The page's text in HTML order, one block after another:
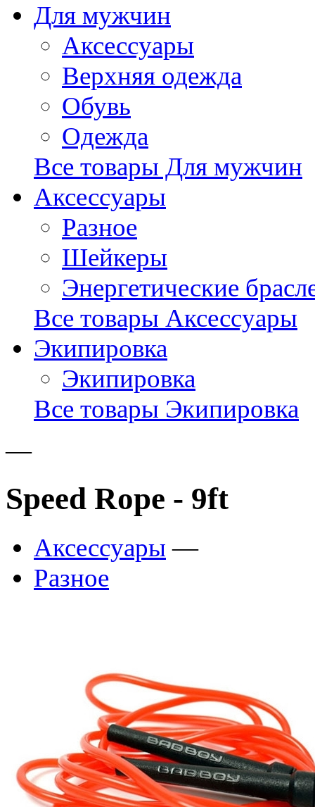
Для мужчин
Аксессуары
Верхняя одежда
Обувь
Одежда
Все товары Для мужчин
Аксессуары
Разное
Шейкеры
Энергетические
Все товары Аксессуары
Экипировка
Экипировка
Все товары Экипировка
—
Speed Rope - 9ft
Аксессуары —
Разное